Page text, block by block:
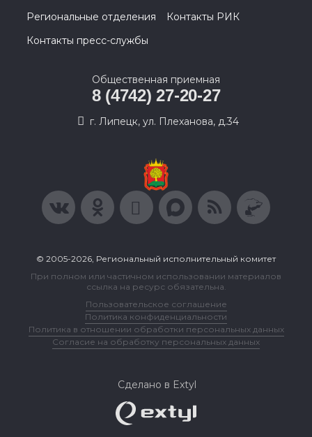
Региональные отделения
Контакты РИК
Контакты пресс-службы
Общественная приемная
8 (4742) 27-20-27
г. Липецк, ул. Плеханова, д.34
© 2005-2026, Региональный исполнительный комитет
При полном или частичном использовании материалов
ссылка на ресурс обязательна.
Пользовательское соглашение
Политика конфиденциальности
Политика в отношении обработки персональных данных
Согласие на обработку персональных данных
Сделано в Extyl